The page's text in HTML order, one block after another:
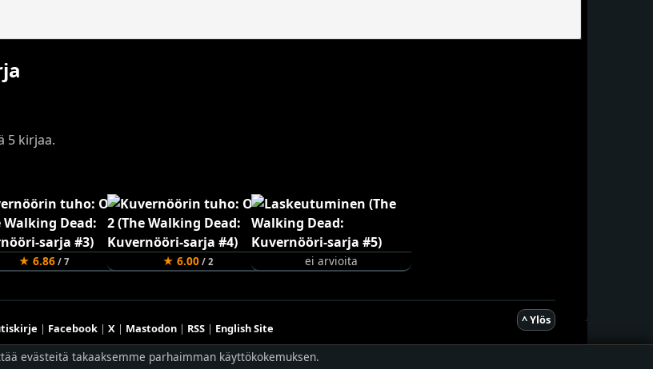
5 kirjaa.
★ 6.86/ 7 ★ 6.00/ 2 ei arvioita
^ Ylös
| Facebook| X| Mastodon| RSS| English Site
Hostingpalvelun tarjoaaPlaneetta Internet Oy
evästeitä takaaksemme parhaimman käyttökokemuksen.